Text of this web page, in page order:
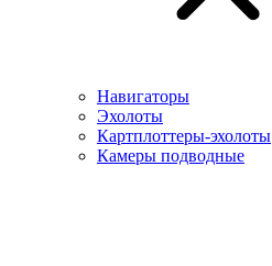
Навигаторы
Эхолоты
Картплоттеры-эхолоты
Камеры подводные